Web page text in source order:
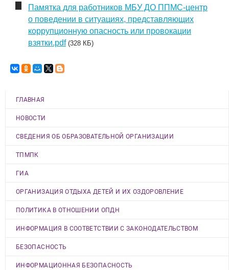
Памятка для работников МБУ ДО ППМС-центр
о поведении в ситуациях, представляющих
коррупционную опасность или провокации
взятки.pdf (328 КБ)
ГЛАВНАЯ
НОВОСТИ
СВЕДЕНИЯ ОБ ОБРАЗОВАТЕЛЬНОЙ ОРГАНИЗАЦИИ
ТПМПК
ГИА
ОРГАНИЗАЦИЯ ОТДЫХА ДЕТЕЙ И ИХ ОЗДОРОВЛЕНИЕ
ПОЛИТИКА В ОТНОШЕНИИ ОПДН
ИНФОРМАЦИЯ В СООТВЕТСТВИИ С ЗАКОНОДАТЕЛЬСТВОМ
БЕЗОПАСНОСТЬ
ИНФОРМАЦИОННАЯ БЕЗОПАСНОСТЬ